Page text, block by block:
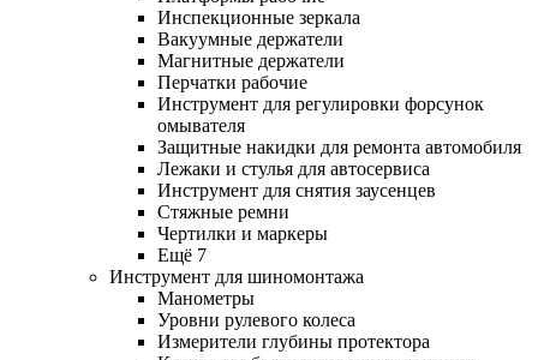
Инспекционные зеркала
Вакуумные держатели
Магнитные держатели
Перчатки рабочие
Инструмент для регулировки форсунок
омывателя
Защитные накидки для ремонта автомобиля
Лежаки и стулья для автосервиса
Инструмент для снятия заусенцев
Стяжные ремни
Чертилки и маркеры
Ещё 7
Инструмент для шиномонтажа
Манометры
Уровни рулевого колеса
Измерители глубины протектора